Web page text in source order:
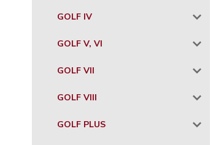
GOLF IV
GOLF V, VI
GOLF VII
GOLF VIII
GOLF PLUS